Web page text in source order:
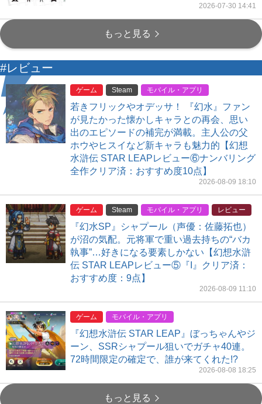
2026-07-30 14:41
もっと見る
#レビュー
ゲーム Steam モバイル・アプリ
若きフリックやオデッサ！ 『幻水』ファン
が見たかった懐かしキャラとの再会、思い
出のエピソードの補完が満載。主人公の父
ホウやヒスイなど新キャラも魅力的【幻想
水滸伝 STAR LEAPレビュー⑥ナンバリング
全作クリア済：おすすめ度10点】
2026-08-09 18:10
ゲーム Steam モバイル・アプリ レビュー
『幻水SP』シャプール（声優：佐藤拓也）
が沼の気配。元将軍で重い過去持ちの“バカ
執事”…好きになる要素しかない【幻想水滸
伝 STAR LEAPレビュー⑤『I』クリア済：
おすすめ度：9点】
2026-08-09 11:10
ゲーム モバイル・アプリ
『幻想水滸伝 STAR LEAP』ぼっちゃんやジ
ーン、SSRシャプール狙いでガチャ40連。
72時間限定の確定で、誰が来てくれた!?
2026-08-08 18:25
もっと見る